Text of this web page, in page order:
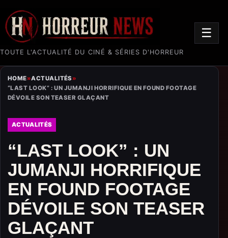
TOUTE L'ACTUALITÉ DU CINÉ & SÉRIES D'HORREUR
☰
HOME»ACTUALITÉS»
“LAST LOOK” : UN JUMANJI HORRIFIQUE EN FOUND FOOTAGE
DÉVOILE SON TEASER GLAÇANT
ACTUALITÉS
“LAST LOOK” : UN
JUMANJI HORRIFIQUE
EN FOUND FOOTAGE
DÉVOILE SON TEASER
GLAÇANT